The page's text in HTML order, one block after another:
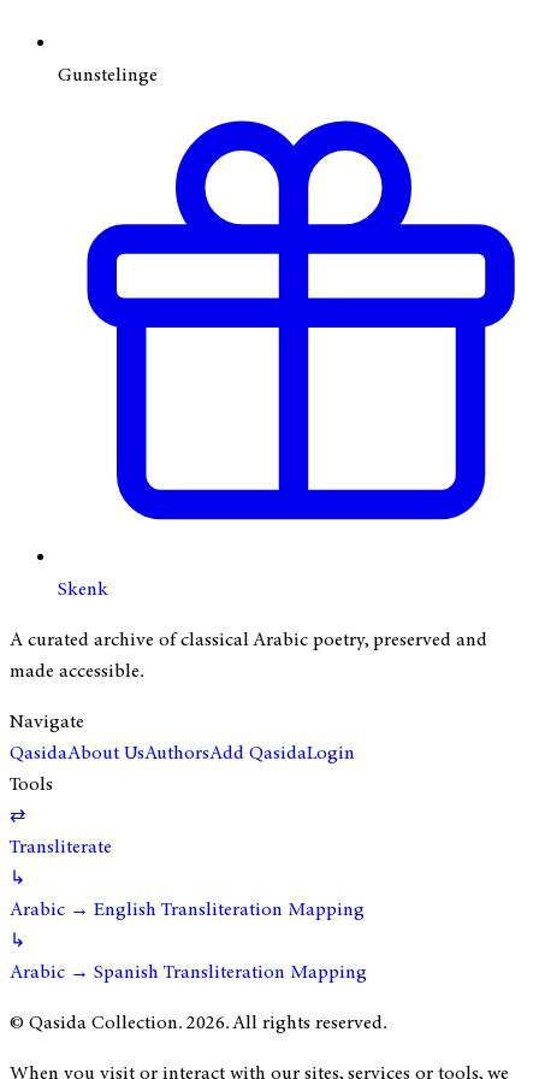
Gunstelinge
Skenk
A curated archive of classical Arabic poetry, preserved and
made accessible.
Navigate
QasidaAbout UsAuthorsAdd QasidaLogin
Tools
⇄
Transliterate
↳
Arabic → English Transliteration Mapping
↳
Arabic → Spanish Transliteration Mapping
© Qasida Collection.2026. All rights reserved.
When you visit or interact with our sites, services or tools, we